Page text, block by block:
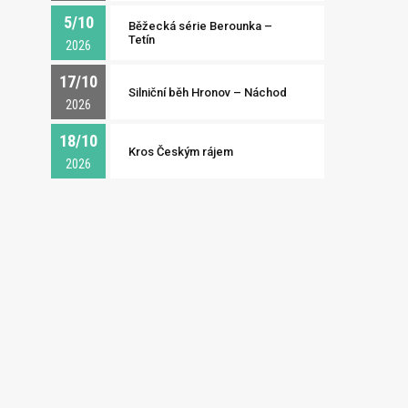
5/10
2026
Běžecká série Berounka –
Tetín
17/10
2026
Silniční běh Hronov – Náchod
18/10
2026
Kros Českým rájem